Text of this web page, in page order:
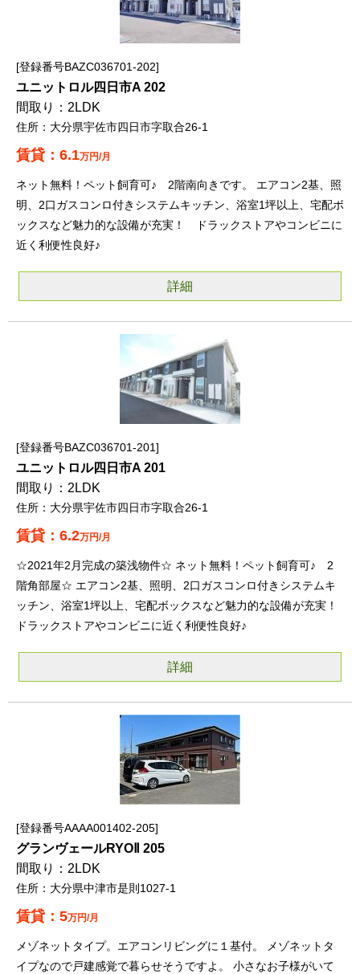
登録番号BAZC036701-202
ユニットロル四日市A 202
2LDK
大分県宇佐市四日市字取合26-1
6.1万円/月
ネット無料！ペット飼育可♪ 2階南向きです。 エアコン2基、照
明、2口ガスコンロ付きシステムキッチン、浴室1坪以上、宅配ボ
ックスなど魅力的な設備が充実！ ドラックストアやコンビニに
近く利便性良好♪
詳細
登録番号BAZC036701-201
ユニットロル四日市A 201
2LDK
大分県宇佐市四日市字取合26-1
6.2万円/月
☆2021年2月完成の築浅物件☆ ネット無料！ペット飼育可♪ 2
階角部屋☆ エアコン2基、照明、2口ガスコンロ付きシステムキ
ッチン、浴室1坪以上、宅配ボックスなど魅力的な設備が充実！
ドラックストアやコンビニに近く利便性良好♪
詳細
登録番号AAAA001402-205
グランヴェールRYOⅡ 205
2LDK
大分県中津市是則1027-1
5万円/月
メゾネットタイプ。エアコンリビングに１基付。 メゾネットタ
イプなので戸建感覚で暮らせそうですよ。 小さなお子様がいて